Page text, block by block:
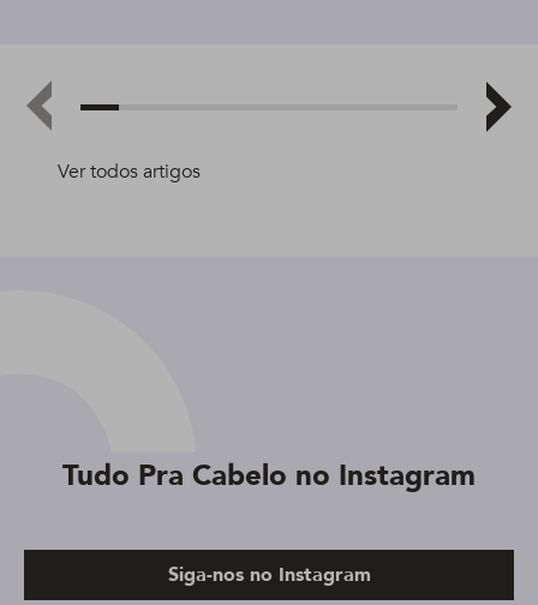
Ver todos artigos
Tudo Pra Cabelo no Instagram
Siga-nos no Instagram